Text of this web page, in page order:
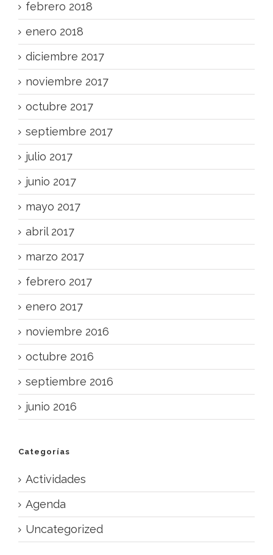
febrero 2018
enero 2018
diciembre 2017
noviembre 2017
octubre 2017
septiembre 2017
julio 2017
junio 2017
mayo 2017
abril 2017
marzo 2017
febrero 2017
enero 2017
noviembre 2016
octubre 2016
septiembre 2016
junio 2016
Categorías
Actividades
Agenda
Uncategorized